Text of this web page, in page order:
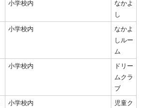
小学校内
なかよ
し
小学校内
なかよ
しルー
ム
小学校内
ドリー
ムクラ
ブ
小学校内
児童ク